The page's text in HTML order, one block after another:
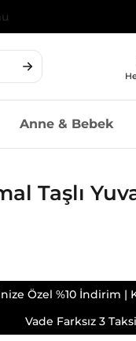
Anne & Bebek
Taşlı
Özel %10 İndirim |
Vade Farksız 3